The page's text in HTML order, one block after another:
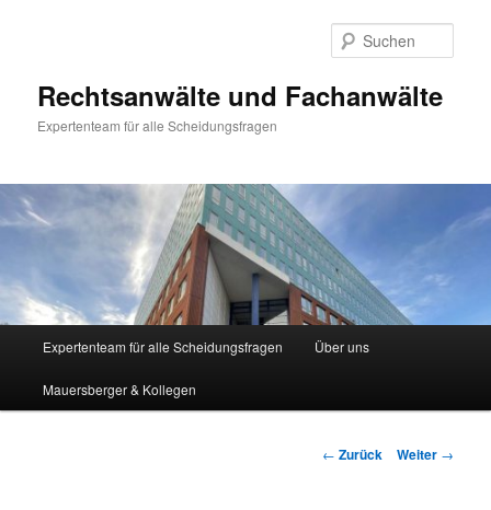
Rechtsanwälte und Fachanwälte
Expertenteam für alle Scheidungsfragen
Expertenteam für alle Scheidungsfragen Über uns
Mauersberger & Kollegen
Beitragsnavigation
← Zurück Weiter →